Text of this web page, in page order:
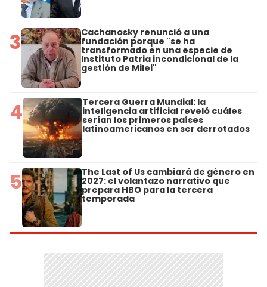
3 Cachanosky renunció a una
fundación porque "se ha
transformado en una especie de
Instituto Patria incondicional de la
gestión de Milei"
4 Tercera Guerra Mundial: la
inteligencia artificial reveló cuáles
serían los primeros países
latinoamericanos en ser derrotados
5 The Last of Us cambiará de género en
2027: el volantazo narrativo que
prepara HBO para la tercera
temporada